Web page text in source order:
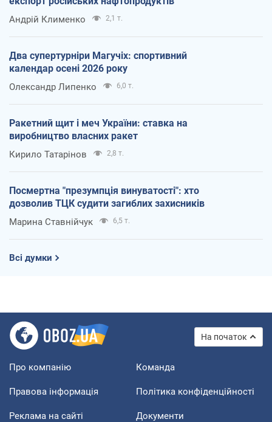
Андрій Клименко 2,1 т.
Два супертурніри Магучіх: спортивний
календар осені 2026 року
Олександр Липенко 6,0 т.
Ракетний щит і меч України: ставка на
виробництво власних ракет
Кирило Татарінов 2,8 т.
Посмертна "презумпція винуватості": хто
дозволив ТЦК судити загиблих захисників
Марина Ставнійчук 6,5 т.
Всі думки
На початок
Про компанію Команда
Правова інформація Політика конфіденційності
Реклама на сайті Документи